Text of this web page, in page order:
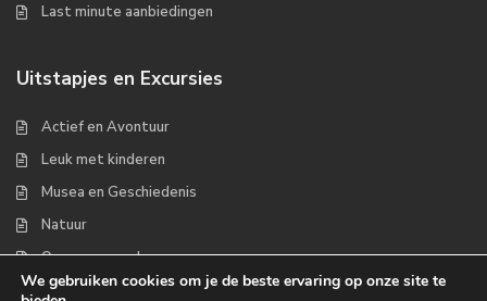
Last minute aanbiedingen
Uitstapjes en Excursies
Actief en Avontuur
Leuk met kinderen
Musea en Geschiedenis
Natuur
Op zee en wad
We gebruiken cookies om je de beste ervaring op onze site te